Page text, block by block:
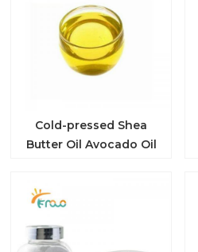
Cold-pressed Shea
Butter Oil Avocado Oil